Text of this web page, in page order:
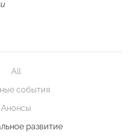
All
события
Анонсы
развитие